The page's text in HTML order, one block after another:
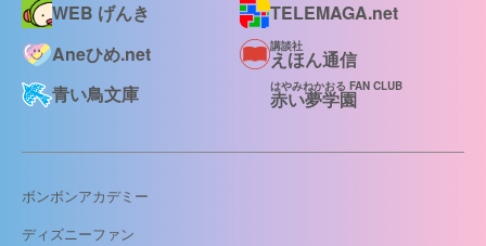
WEB げんき
TELEMAGA.net
Aneひめ.net
講談社
えほん通信
青い鳥文庫
はやみねかおる FAN CLUB
赤い夢学園
ボンボンアカデミー
ディズニーファン